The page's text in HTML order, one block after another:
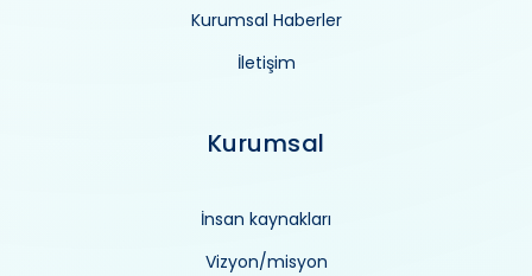
Kurumsal Haberler
İletişim
Kurumsal
İnsan kaynakları
Vizyon/misyon